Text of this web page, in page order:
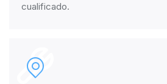
cualificado.